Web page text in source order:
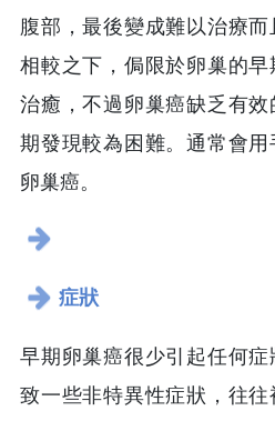
腹部，最後變成難以治療而
相較之下，侷限於卵巢的
治癒，不過卵巢癌缺乏有
期發現較為困難。通常會
卵巢癌。
症狀
早期卵巢癌很少引起任何
致一些非特異性症狀，往